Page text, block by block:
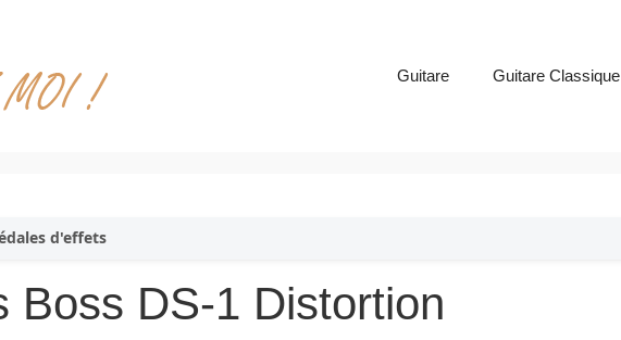
Guitare Guitare Classique
d'effets
Boss DS-1 Distortion